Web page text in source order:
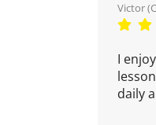
Victor
I
daily